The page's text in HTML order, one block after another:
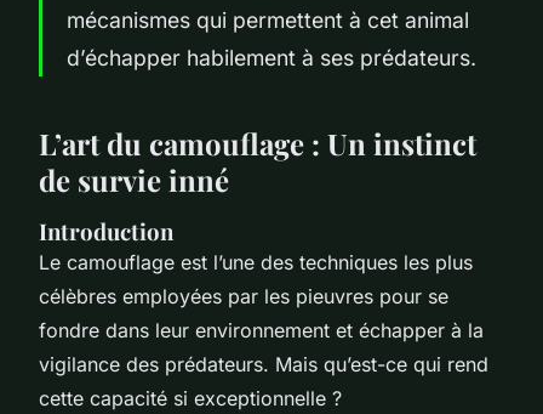
mécanismes qui permettent à cet animal
d’échapper habilement à ses prédateurs.
L’art du camouflage : Un instinct
de survie inné
Introduction
Le camouflage est l’une des techniques les plus
célèbres employées par les pieuvres pour se
fondre dans leur environnement et échapper à la
vigilance des prédateurs. Mais qu’est-ce qui rend
cette capacité si exceptionnelle ?